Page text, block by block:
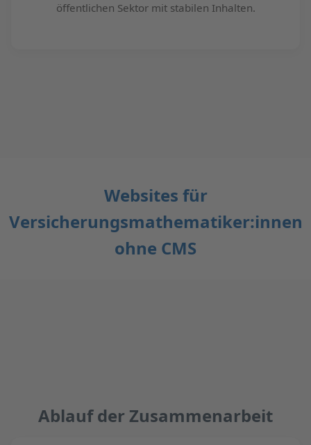
öffentlichen Sektor mit stabilen Inhalten.
Websites für
Versicherungsmathematiker:innen
ohne CMS
Ablauf der Zusammenarbeit